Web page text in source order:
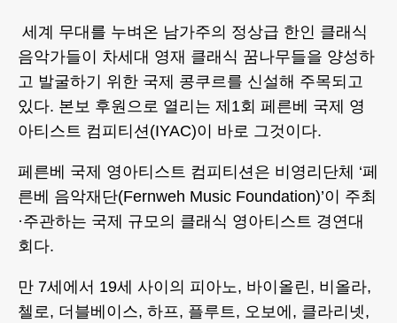
세계 무대를 누벼온 남가주의 정상급 한인 클래식
음악가들이 차세대 영재 클래식 꿈나무들을 양성하
고 발굴하기 위한 국제 콩쿠르를 신설해 주목되고
있다. 본보 후원으로 열리는 제1회 페른베 국제 영
아티스트 컴피티션(IYAC)이 바로 그것이다.
페른베 국제 영아티스트 컴피티션은 비영리단체 ‘페
른베 음악재단(Fernweh Music Foundation)’이 주최
·주관하는 국제 규모의 클래식 영아티스트 경연대
회다.
만 7세에서 19세 사이의 피아노, 바이올린, 비올라,
첼로, 더블베이스, 하프, 플루트, 오보에, 클라리넷,